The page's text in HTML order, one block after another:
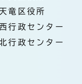
天竜区役所
西行政センター
行政センター